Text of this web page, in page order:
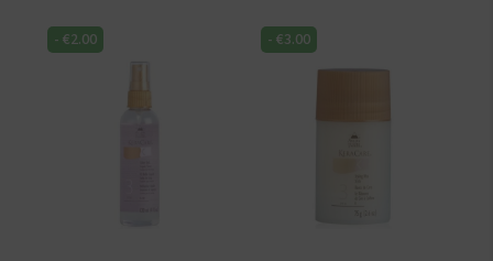
aantal
aantal
-€2.00 -€3.00